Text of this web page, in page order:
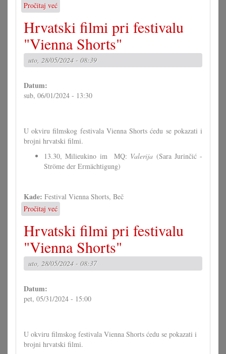
Pročitaj već
Disko-
večer
u
rastoku
Prandler
Hrvatski filmi pri festivalu
"Vienna Shorts"
uto, 28/05/2024 - 08:39
Datum:
sub, 06/01/2024 - 13:30
U okviru filmskog festivala Vienna Shorts ćedu se pokazati i
brojni hrvatski filmi.
13.30, Milieukino im MQ: Valerija (Sara Jurinčić -
Ströme der Ermächtigung)
Kade: Festival Vienna Shorts, Beč
Pročitaj već
Hrvatski
filmi
pri
festivalu
"Vienna
Shorts"
Hrvatski filmi pri festivalu
"Vienna Shorts"
uto, 28/05/2024 - 08:37
Datum:
pet, 05/31/2024 - 15:00
U okviru filmskog festivala Vienna Shorts ćedu se pokazati i
brojni hrvatski filmi.